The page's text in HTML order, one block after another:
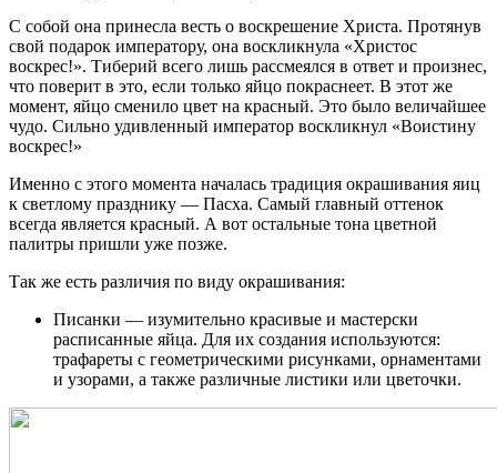
С собой она принесла весть о воскрешение Христа. Протянув
свой подарок императору, она воскликнула «Христос
воскрес!». Тиберий всего лишь рассмеялся в ответ и произнес,
что поверит в это, если только яйцо покраснеет. В этот же
момент, яйцо сменило цвет на красный. Это было величайшее
чудо. Сильно удивленный император воскликнул «Воистину
воскрес!»
Именно с этого момента началась традиция окрашивания яиц
к светлому празднику — Пасха. Самый главный оттенок
всегда является красный. А вот остальные тона цветной
палитры пришли уже позже.
Так же есть различия по виду окрашивания:
Писанки — изумительно красивые и мастерски
расписанные яйца. Для их создания используются:
трафареты с геометрическими рисунками, орнаментами
и узорами, а также различные листики или цветочки.